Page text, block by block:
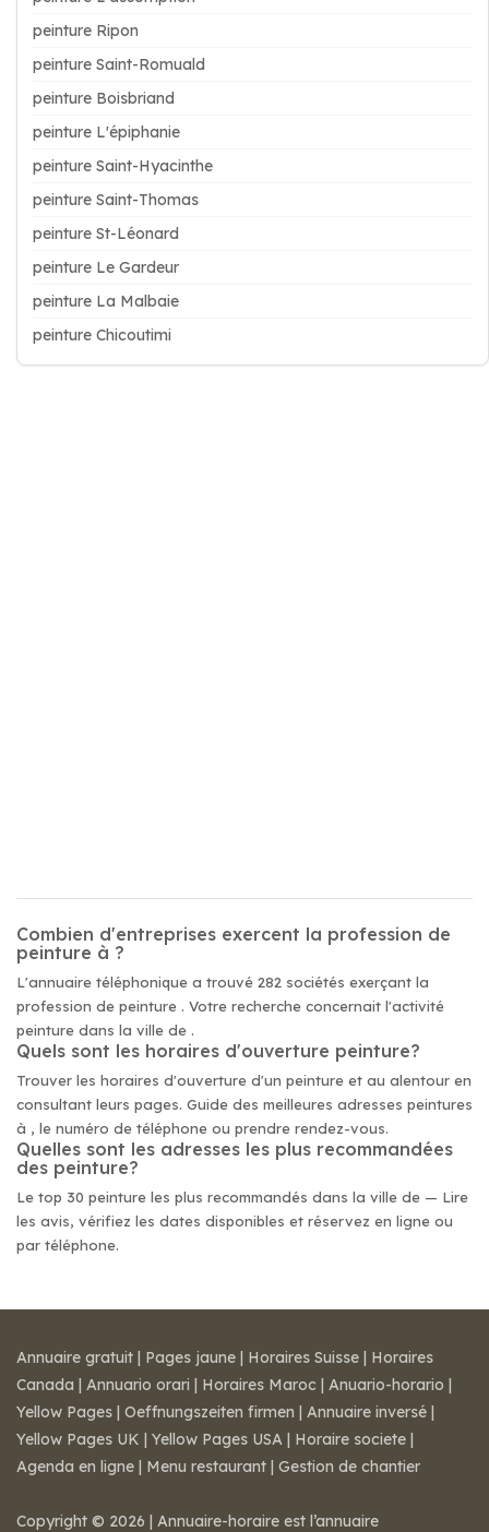
peinture Ripon
peinture Saint-Romuald
peinture Boisbriand
peinture L'épiphanie
peinture Saint-Hyacinthe
peinture Saint-Thomas
peinture St-Léonard
peinture Le Gardeur
peinture La Malbaie
peinture Chicoutimi
Combien d'entreprises exercent la profession de
peinture à ?
L'annuaire téléphonique a trouvé 282 sociétés exerçant la
profession de peinture . Votre recherche concernait l'activité
peinture dans la ville de .
Quels sont les horaires d'ouverture peinture?
Trouver les horaires d'ouverture d'un peinture et au alentour en
consultant leurs pages. Guide des meilleures adresses peintures
à , le numéro de téléphone ou prendre rendez-vous.
Quelles sont les adresses les plus recommandées
des peinture?
Le top 30 peinture les plus recommandés dans la ville de — Lire
les avis, vérifiez les dates disponibles et réservez en ligne ou
par téléphone.
Annuaire gratuit | Pages jaune | Horaires Suisse | Horaires
Canada | Annuario orari | Horaires Maroc | Anuario-horario |
Yellow Pages | Oeffnungszeiten firmen | Annuaire inversé |
Yellow Pages UK | Yellow Pages USA | Horaire societe |
Agenda en ligne | Menu restaurant | Gestion de chantier
Copyright © 2026 | Annuaire-horaire est l’annuaire